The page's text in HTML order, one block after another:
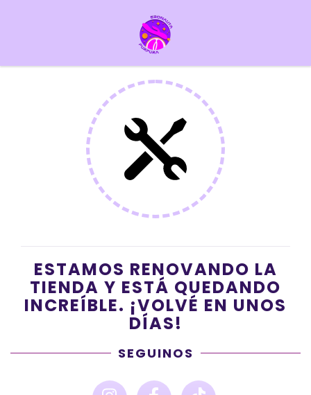
ESTAMOS RENOVANDO LA
TIENDA Y ESTÁ QUEDANDO
INCREÍBLE. ¡VOLVÉ EN UNOS
DÍAS!
SEGUINOS